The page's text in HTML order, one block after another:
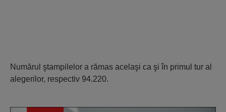
Numărul ştampilelor a rămas acelaşi ca şi în primul tur al
alegerilor, respectiv 94.220.